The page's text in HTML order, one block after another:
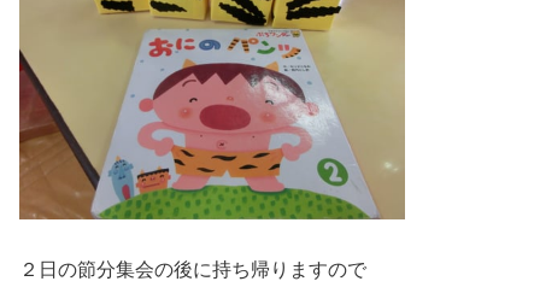
２日の節分集会の後に持ち帰りますので